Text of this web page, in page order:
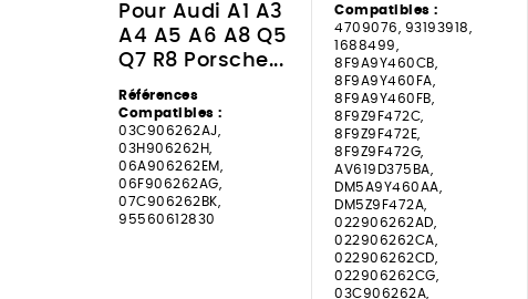
Pour Audi A1 A3
A4 A5 A6 A8 Q5
Q7 R8 Porsche...
Références
Compatibles :
03C906262AJ,
03H906262H,
06A906262EM,
06F906262AG,
07C906262BK,
95560612830
Compatibles :
4709076, 93193918,
1688499,
8F9A9Y460CB,
8F9A9Y460FA,
8F9A9Y460FB,
8F9Z9F472C,
8F9Z9F472E,
8F9Z9F472G,
AV619D375BA,
DM5A9Y460AA,
DM5Z9F472A,
022906262AD,
022906262CA,
022906262CD,
022906262CG,
03C906262A,